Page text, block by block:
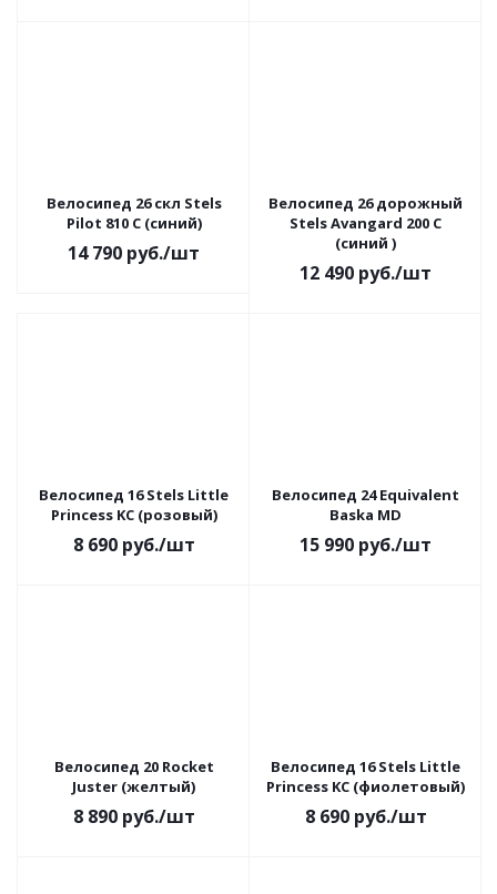
Велосипед 26 скл Stels
Pilot 810 С (синий)
14 790 руб./шт
Велосипед 26 дорожный
Stels Avangard 200 C
(синий )
12 490 руб./шт
Велосипед 16 Stels Little
Princess KC (розовый)
8 690руб./шт
Велосипед 24 Equivalent
Baska MD
15 990 руб./шт
Велосипед 20 Rocket
Juster (желтый)
8 890руб./шт
Велосипед 16 Stels Little
Princess KC (фиолетовый)
8 690руб./шт